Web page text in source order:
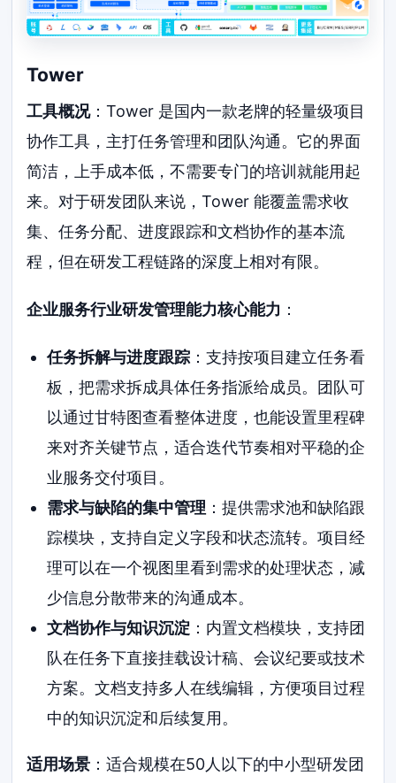
Tower
工具概况：Tower 是国内一款老牌的轻量级项目
协作工具，主打任务管理和团队沟通。它的界面
简洁，上手成本低，不需要专门的培训就能用起
来。对于研发团队来说，Tower 能覆盖需求收
集、任务分配、进度跟踪和文档协作的基本流
程，但在研发工程链路的深度上相对有限。
企业服务行业研发管理能力核心能力 ：
任务拆解与进度跟踪：支持按项目建立任务看
板，把需求拆成具体任务指派给成员。团队可
以通过甘特图查看整体进度，也能设置里程碑
来对齐关键节点，适合迭代节奏相对平稳的企
业服务交付项目。
需求与缺陷的集中管理 ：提供需求池和缺陷跟
踪模块，支持自定义字段和状态流转。项目经
理可以在一个视图里看到需求的处理状态，减
少信息分散带来的沟通成本。
文档协作与知识沉淀：内置文档模块，支持团
队在任务下直接挂载设计稿、会议纪要或技术
方案。文档支持多人在线编辑，方便项目过程
中的知识沉淀和后续复用。
适用场景 ：适合规模在50人以下的中小型研发团